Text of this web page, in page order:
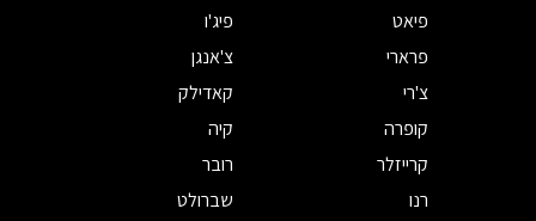
פיאט
פיג'ו
פרארי
צ'אנגן
צ'רי
קאדילק
קופרה
קיה
קרייזלר
רובר
רנו
שברולט